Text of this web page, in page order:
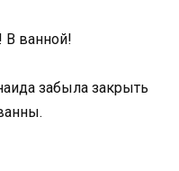
В ванной!
забыла закрыть